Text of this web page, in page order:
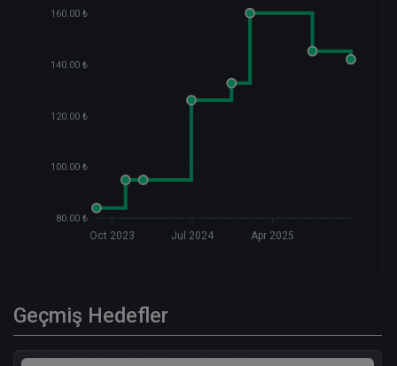
160.00 ₺
140.00 ₺
120.00 ₺
100.00 ₺
80.00 ₺
Oct 2023 Jul 2024 Apr 2025
Geçmiş Hedefler